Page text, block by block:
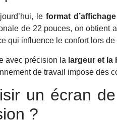
le format
de 22 pouces, on obtient
ce qui influence le confort lors
avec précision la largeur et la
de travail impose des
un écran
?